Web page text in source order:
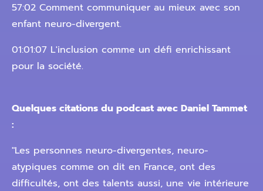
57:02 Comment communiquer au mieux avec son
enfant neuro-divergent.
01:01:07 L'inclusion comme un défi enrichissant
pour la société.
Quelques citations du podcast avec Daniel Tammet
:
"Les personnes neuro-divergentes, neuro-
atypiques comme on dit en France, ont des
difficultés, ont des talents aussi, une vie intérieure